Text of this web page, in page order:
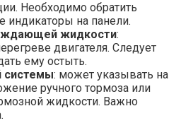
Необходимо обратить
индикаторы на панели.
жидкости:
двигателя. Следует
ему остыть.
системы: может указывать на
ручного тормоза или
жидкости. Важно